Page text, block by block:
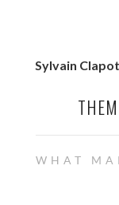
Sylvain
WHAT